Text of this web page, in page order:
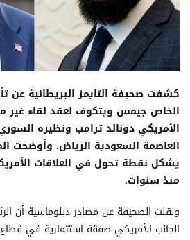
كشفت صحيفة التايمز البريطانية عن
الخاص جيمس ويتكوف لعقد لقاء غير
الأمريكي دونالد ترامب ونظيره
العاصمة السعودية الرياض. وأوضحت
يشكل نقطة تحول في العلاقات
منذ سنوات.
ونقلت الصحيفة عن مصادر دبلوماسية أن
الجانب الأمريكي صفقة استثمارية في